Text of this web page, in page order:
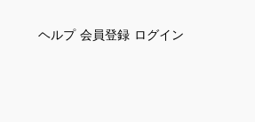
ヘルプ 会員登録 ログイン